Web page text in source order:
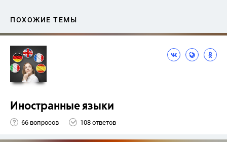
ПОХОЖИЕ ТЕМЫ
Иностранные языки
66 вопросов 108 ответов